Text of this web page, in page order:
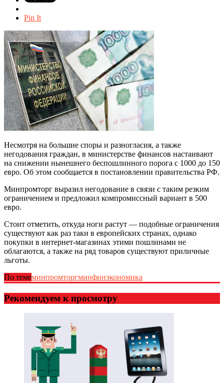
Pin It
Несмотря на большие споры и разногласия, а также
негодования граждан, в министерстве финансов настаивают
на снижении нынешнего беспошлинного порога с 1000 до 150
евро. Об этом сообщается в постановлении правительства РФ.
Минпромторг выразил негодование в связи с таким резким
ограничением и предложил компромиссный вариант в 500
евро.
Стоит отметить, откуда ноги растут — подобные ограничения
существуют как раз таки в европейских странах, однако
покупки в интернет-магазинах этими пошлинами не
облагаются, а также на ряд товаров существуют приличные
льготы.
По темеминпромторгминфинэкономика
Рекомендуем к просмотру